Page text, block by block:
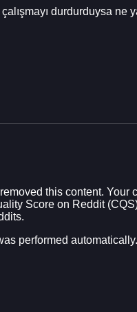
durdurduysa ne
this content.
Score on Reddit
performed